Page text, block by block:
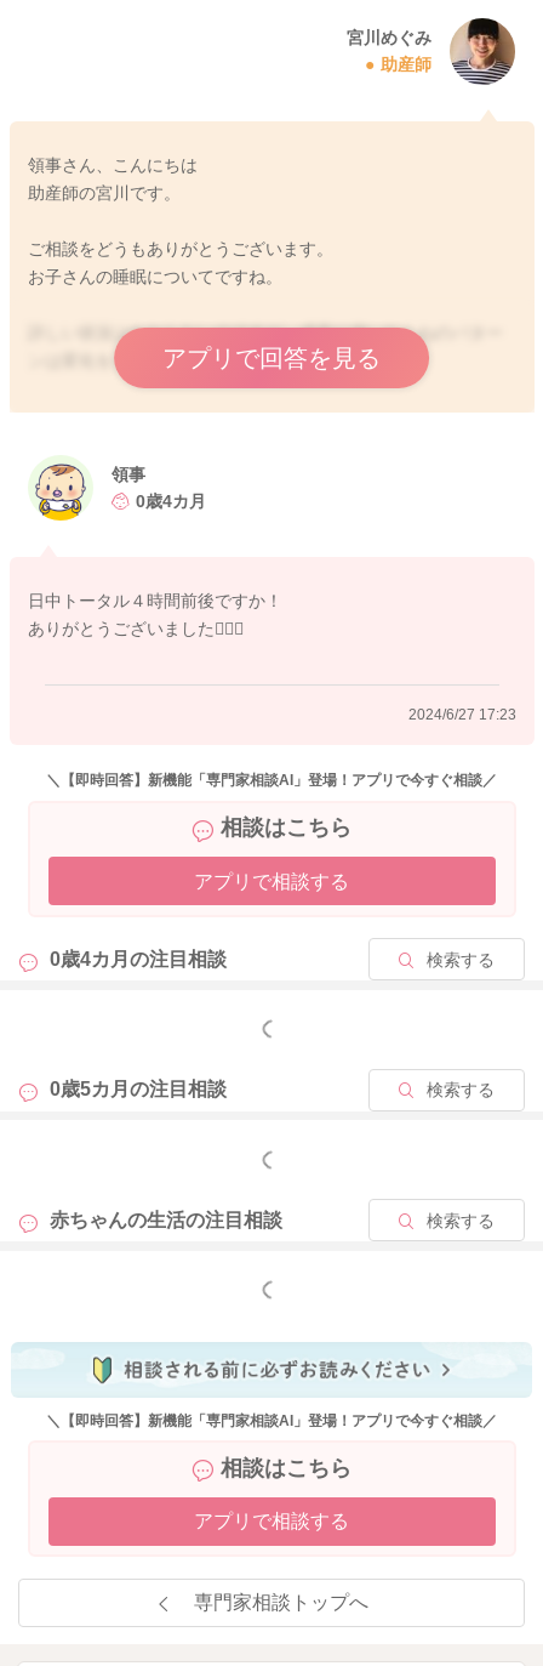
宮川めぐみ
助産師
領事さん、こんにちは
助産師の宮川です。
ご相談をどうもありがとうございます。
お子さんの睡眠についてですね。
詳しい状況はわからないのですが、成長に伴いねんねのパター
ンは変化をしていくようになりますよ。
成長に伴い飲み方も変わってくることもあります。
暑くもなっているので、喉も乾くことがあるかもしれません。
よ。
今ぐらいの月齢でも、日中にトータルで4時間前後は眠ってくれ
どうぞよろしくお願いします。
アプリで回答を見る
2024/6/27 13:41
領事
0歳4カ月
日中トータル４時間前後ですか！
ありがとうございました🙇🏻‍♀️
2024/6/27 17:23
＼【即時回答】新機能「専門家相談AI」登場！アプリで今すぐ相談／
相談はこちら
アプリで相談する
0歳4カ月の注目相談 検索する
もっと見る
0歳5カ月の注目相談 検索する
もっと見る
赤ちゃんの生活の注目相談 検索する
もっと見る
＼【即時回答】新機能「専門家相談AI」登場！アプリで今すぐ相談／
相談はこちら
アプリで相談する
専門家相談トップへ